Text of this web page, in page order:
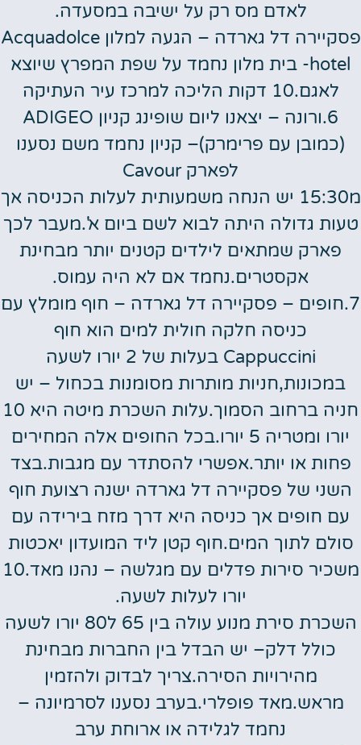
לאדם מס רק על ישיבה במסעדה.
פסקיירה דל גארדה – הגעה למלון Acquadolce
hotel- בית מלון נחמד על שפת המפרץ שיוצא
לאגם.10 דקות הליכה למרכז עיר העתיקה
6.ורונה – יצאנו ליום שופינג קניון ADIGEO
(כמובן עם פרימרק)– קניון נחמד משם נסענו
לפארק Cavour
מ15:30 יש הנחה משמעותית לעלות הכניסה אך
טעות גדולה היתה לבוא לשם ביום א'.מעבר לכך
פארק שמתאים לילדים קטנים יותר מבחינת
אקסטרים.נחמד אם לא היה עמוס.
7.חופים – פסקיירה דל גארדה – חוף מומלץ עם
כניסה חלקה חולית למים הוא חוף
Cappuccini בעלות של 2 יורו לשעה
במכונות,חניות מותרות מסומנות בכחול – יש
חניה ברחוב הסמוך.עלות השכרת מיטה היא 10
יורו ומטריה 5 יורו.בכל החופים אלה המחירים
פחות או יותר.אפשרי להסתדר עם מגבות.בצד
השני של פסקיירה דל גארדה ישנה רצועת חוף
עם חופים אך כניסה היא דרך מזח בירידה עם
סולם לתוך המים.חוף קטן ליד המועדון יאכטות
משכיר סירות פדלים עם מגלשה – נהנו מאד.10
יורו לעלות לשעה.
השכרת סירת מנוע עולה בין 65 ל80 יורו לשעה
כולל דלק– יש הבדל בין החברות מבחינת
מהירויות הסירה.צריך לבדוק ולהזמין
מראש.מאד פופלרי.בערב נסענו לסרמיונה –
נחמד לגלידה או ארוחת ערב